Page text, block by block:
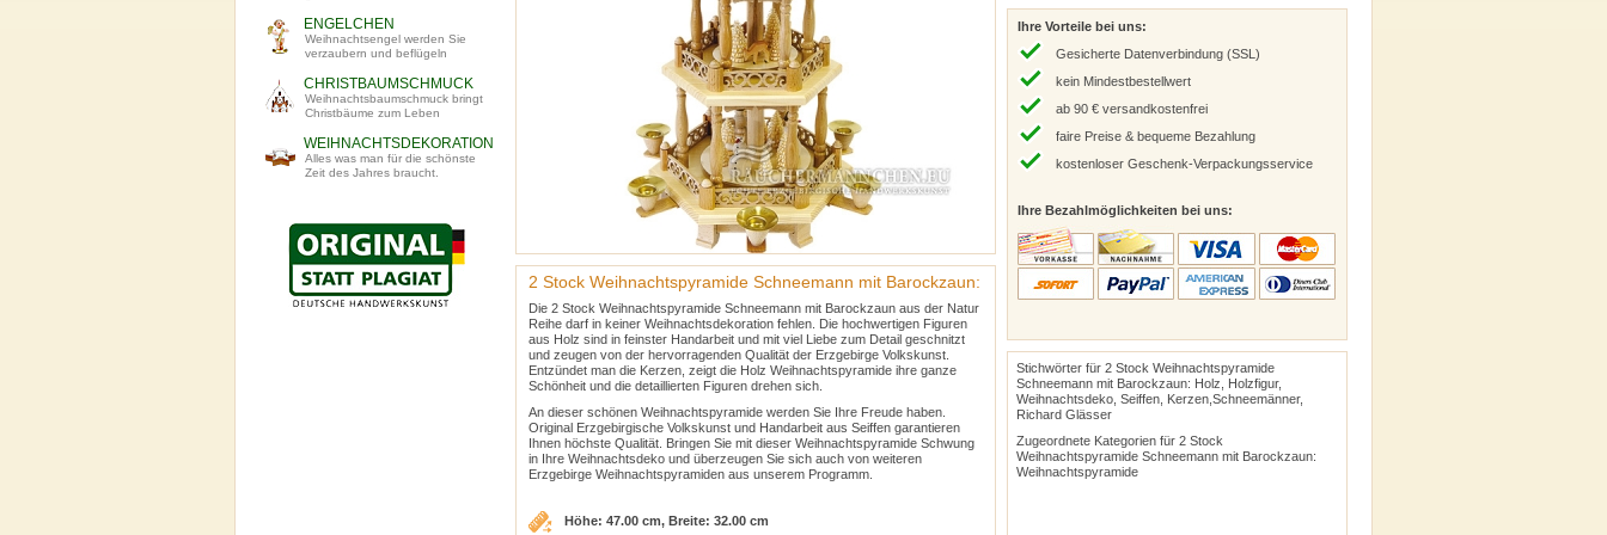
2 Stock Weihnachtspyramide Schneemann mit Barockzaun:
Die 2 Stock Weihnachtspyramide Schneemann mit Barockzaun aus der Natur
Reihe darf in keiner Weihnachtsdekoration fehlen. Die hochwertigen Figuren
aus Holz sind in feinster Handarbeit und mit viel Liebe zum Detail geschnitzt
und zeugen von der hervorragenden Qualität der Erzgebirge Volkskunst.
Entzündet man die Kerzen, zeigt die Holz Weihnachtspyramide ihre ganze
Schönheit und die detaillierten Figuren drehen sich.
An dieser schönen Weihnachtspyramide werden Sie Ihre Freude haben.
Original Erzgebirgische Volkskunst und Handarbeit aus Seiffen garantieren
Ihnen höchste Qualität. Bringen Sie mit dieser Weihnachtspyramide Schwung
in Ihre Weihnachtsdeko und überzeugen Sie sich auch von weiteren
Erzgebirge Weihnachtspyramiden aus unserem Programm.
Höhe: 47.00 cm, Breite: 32.00 cm
Ihre Vorteile bei uns:
Gesicherte Datenverbindung (SSL)
kein Mindestbestellwert
ab 90 € versandkostenfrei
faire Preise & bequeme Bezahlung
kostenloser Geschenk-Verpackungsservice
Ihre Bezahlmöglichkeiten bei uns:
Stichwörter für 2 Stock Weihnachtspyramide
Schneemann mit Barockzaun: Holz, Holzfigur,
Weihnachtsdeko, Seiffen, Kerzen,Schneemänner,
Richard Glässer
Zugeordnete Kategorien für 2 Stock
Weihnachtspyramide Schneemann mit Barockzaun:
Weihnachtspyramide
ENGELCHEN
Weihnachtsengel werden Sie
verzaubern und beflügeln
CHRISTBAUMSCHMUCK
Weihnachtsbaumschmuck bringt
Christbäume zum Leben
WEIHNACHTSDEKORATION
Alles was man für die schönste
Zeit des Jahres braucht.